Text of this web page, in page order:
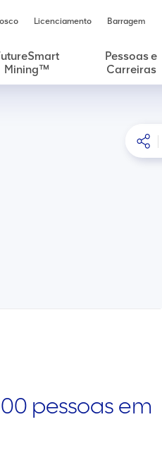
Licenciamento Barragem
Mining™
Pessoas e
Carreiras
pessoas em